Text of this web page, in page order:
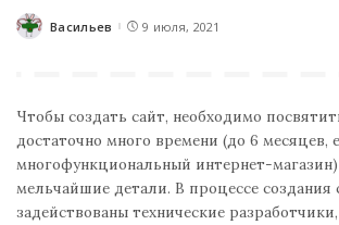
Posted
Васильев 9 июля, 2021
Чтобы создать сайт, необходимо
достаточно много времени (до 6 месяцев,
многофункциональный интернет-
мельчайшие детали. В процессе создания
задействованы технические